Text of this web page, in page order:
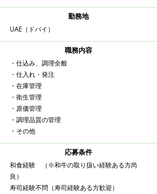
​勤務地
UAE（ドバイ）
職務内容
・仕込み、調理全般
・仕入れ・発注
・在庫管理
・衛生管理
・原価管理
・調理品質の管理
・その他
応募条件
和食経験 （※和牛の取り扱い経験ある方尚
良）
寿司経験不問（寿司経験ある方歓迎）​